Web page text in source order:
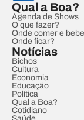
Qual a Boa?
Agenda de Shows
O que fazer?
Onde comer e
Onde ficar?
Notícias
Bichos
Cultura
Economia
Educação
Política
Qual a Boa?
Cotidiano